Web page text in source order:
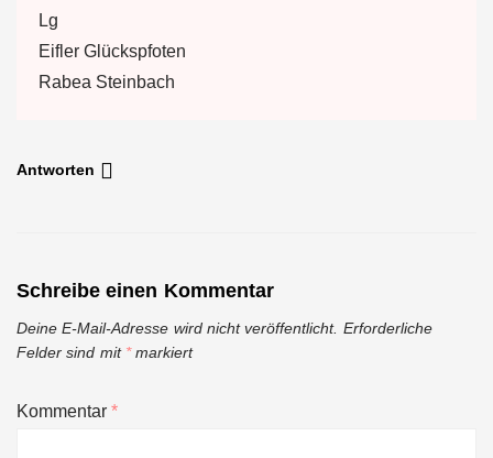
Lg
Eifler Glückspfoten
Rabea Steinbach
Antworten
Schreibe einen Kommentar
Deine E-Mail-Adresse wird nicht veröffentlicht. Erforderliche
Felder sind mit *markiert
Kommentar*